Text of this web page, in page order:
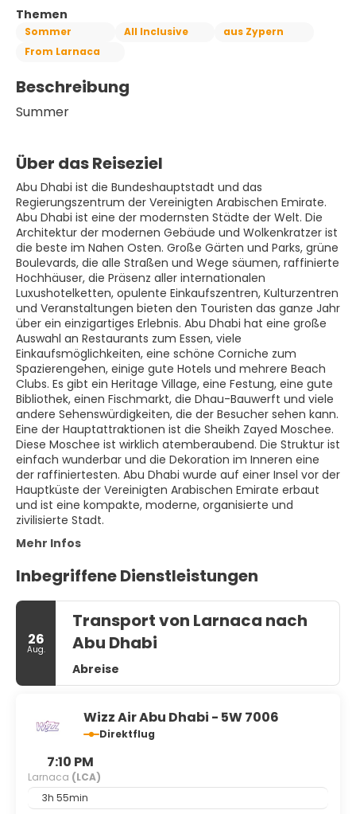
Themen
Sommer All Inclusive
aus Zypern
From Larnaca
Beschreibung
Summer
Über das Reiseziel
Abu Dhabi ist die Bundeshauptstadt und das
Regierungszentrum der Vereinigten Arabischen Emirate.
Abu Dhabi ist eine der modernsten Städte der Welt. Die
Architektur der modernen Gebäude und Wolkenkratzer ist
die beste im Nahen Osten. Große Gärten und Parks, grüne
Boulevards, die alle Straßen und Wege säumen, raffinierte
Hochhäuser, die Präsenz aller internationalen
Luxushotelketten, opulente Einkaufszentren, Kulturzentren
und Veranstaltungen bieten den Touristen das ganze Jahr
über ein einzigartiges Erlebnis. Abu Dhabi hat eine große
Auswahl an Restaurants zum Essen, viele
Einkaufsmöglichkeiten, eine schöne Corniche zum
Spazierengehen, einige gute Hotels und mehrere Beach
Clubs. Es gibt ein Heritage Village, eine Festung, eine gute
Bibliothek, einen Fischmarkt, die Dhau-Bauwerft und viele
andere Sehenswürdigkeiten, die der Besucher sehen kann.
Eine der Hauptattraktionen ist die Sheikh Zayed Moschee.
Diese Moschee ist wirklich atemberaubend. Die Struktur ist
einfach wunderbar und die Dekoration im Inneren eine
der raffiniertesten. Abu Dhabi wurde auf einer Insel vor der
Hauptküste der Vereinigten Arabischen Emirate erbaut
und ist eine kompakte, moderne, organisierte und
zivilisierte Stadt.
Mehr Infos
Inbegriffene Dienstleistungen
26
Aug.
Transport von Larnaca nach
Abu Dhabi
Abreise
Wizz Air Abu Dhabi - 5W 7006
Direktflug
7:10 PM
Larnaca (LCA)
3h 55min